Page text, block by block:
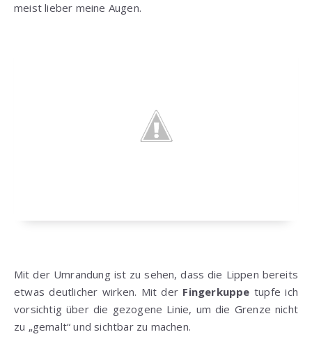
meist lieber meine Augen.
Mit der Umrandung ist zu sehen, dass die Lippen bereits
etwas deutlicher wirken. Mit der Fingerkuppe tupfe ich
vorsichtig über die gezogene Linie, um die Grenze nicht
zu „gemalt“ und sichtbar zu machen.